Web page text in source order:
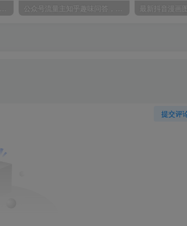
单身小众交友赛道，一个人每天轻松到手1000+，落地快、见效稳【揭秘】 公众号流量主知乎趣味问答，10分钟搞定一篇爆款，新手也能快速上手！
提交评